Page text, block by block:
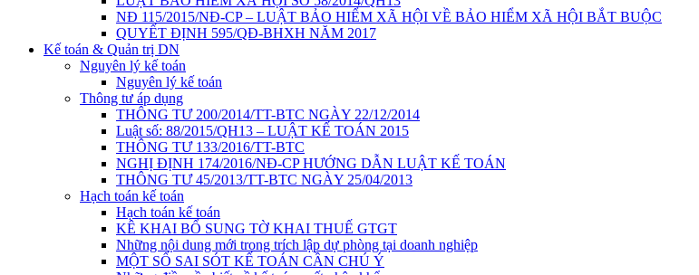
NĐ 115/2015/NĐ-CP – LUẬT BẢO HIỂM XÃ HỘI VỀ BẢO HIỂM XÃ HỘI BẮT BUỘC
QUYẾT ĐỊNH 595/QĐ-BHXH NĂM 2017
Kế toán & Quản trị DN
Nguyên lý kế toán
Nguyên lý kế toán
Thông tư áp dụng
THÔNG TƯ 200/2014/TT-BTC NGÀY 22/12/2014
Luật số: 88/2015/QH13 – LUẬT KẾ TOÁN 2015
THÔNG TƯ 133/2016/TT-BTC
NGHỊ ĐỊNH 174/2016/NĐ-CP HƯỚNG DẪN LUẬT KẾ TOÁN
THÔNG TƯ 45/2013/TT-BTC NGÀY 25/04/2013
Hạch toán kế toán
Hạch toán kế toán
KÊ KHAI BỔ SUNG TỜ KHAI THUẾ GTGT
Những nội dung mới trong trích lập dự phòng tại doanh nghiệp
MỘT SỐ SAI SÓT KẾ TOÁN CẦN CHÚ Ý